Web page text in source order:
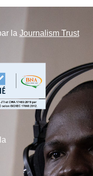
la Journalism Trust